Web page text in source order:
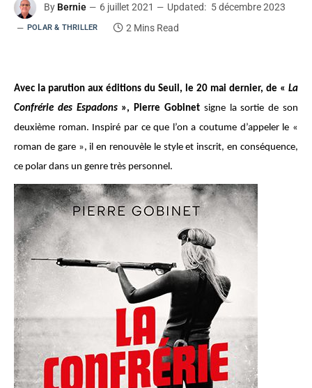
By Bernie 6 juillet 2021 Updated: 5 décembre 2023
POLAR & THRILLER 2 Mins Read
Avec la parution aux éditions du Seuil, le 20 mai dernier, de « La
Confrérie des Espadons », Pierre Gobinet signe la sortie de son
deuxième roman. Inspiré par ce que l’on a coutume d’appeler le «
roman de gare », il en renouvèle le style et inscrit, en conséquence,
ce polar dans un genre très personnel.